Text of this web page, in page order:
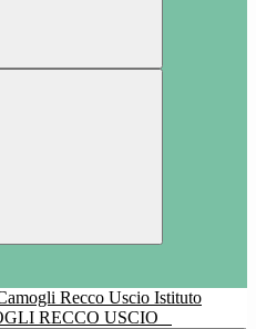
Istituto
RECCO USCIO